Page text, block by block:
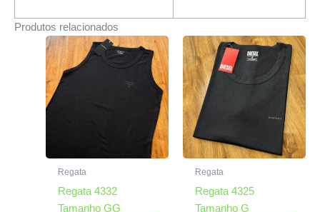
Produtos relacionados
Regata
Regata 4332
Tamanho GG
Regata
Regata 4325
Tamanho G